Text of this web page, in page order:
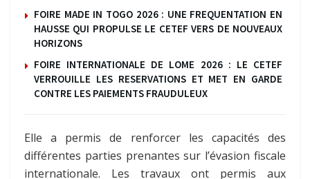
FOIRE MADE IN TOGO 2026 : UNE FREQUENTATION EN
HAUSSE QUI PROPULSE LE CETEF VERS DE NOUVEAUX
HORIZONS
FOIRE INTERNATIONALE DE LOME 2026 : LE CETEF
VERROUILLE LES RESERVATIONS ET MET EN GARDE
CONTRE LES PAIEMENTS FRAUDULEUX
Elle a permis de renforcer les capacités des
différentes parties prenantes sur l’évasion fiscale
internationale. Les travaux ont permis aux